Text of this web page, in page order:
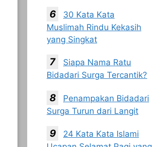
30 Kata Kata
Muslimah Rindu Kekasih
yang Singkat
Siapa Nama Ratu
Bidadari Surga Tercantik?
Penampakan Bidadari
Surga Turun dari Langit
24 Kata Kata Islami